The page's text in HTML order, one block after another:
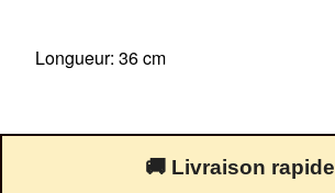
Longueur: 36 cm
🚚 Livraison rapide